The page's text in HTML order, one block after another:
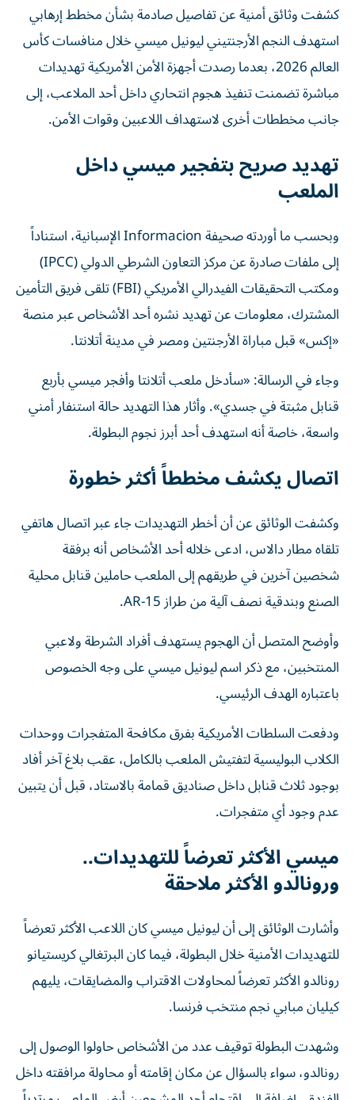
كشفت وثائق أمنية عن تفاصيل صادمة بشأن مخطط إرهابي
استهدف النجم الأرجنتيني ليونيل ميسي خلال منافسات كأس
العالم 2026، بعدما رصدت أجهزة الأمن الأمريكية تهديدات
مباشرة تضمنت تنفيذ هجوم انتحاري داخل أحد الملاعب، إلى
جانب مخططات أخرى لاستهداف اللاعبين وقوات الأمن.
تهديد صريح بتفجير ميسي داخل
الملعب
وبحسب ما أوردته صحيفة Informacion الإسبانية، استناداً
إلى ملفات صادرة عن مركز التعاون الشرطي الدولي (IPCC)
ومكتب التحقيقات الفيدرالي الأمريكي (FBI) تلقى فريق التأمين
المشترك، معلومات عن تهديد نشره أحد الأشخاص عبر منصة
«إكس» قبل مباراة الأرجنتين ومصر في مدينة أتلانتا.
وجاء في الرسالة: «سأدخل ملعب أتلانتا وأفجر ميسي بأربع
قنابل مثبتة في جسدي». وأثار هذا التهديد حالة استنفار أمني
واسعة، خاصة أنه استهدف أحد أبرز نجوم البطولة.
اتصال يكشف مخططاً أكثر خطورة
وكشفت الوثائق عن أن أخطر التهديدات جاء عبر اتصال هاتفي
تلقاه مطار دالاس، ادعى خلاله أحد الأشخاص أنه برفقة
شخصين آخرين في طريقهم إلى الملعب حاملين قنابل محلية
الصنع وبندقية نصف آلية من طراز AR-15.
وأوضح المتصل أن الهجوم يستهدف أفراد الشرطة ولاعبي
المنتخبين، مع ذكر اسم ليونيل ميسي على وجه الخصوص
باعتباره الهدف الرئيسي.
ودفعت السلطات الأمريكية بفرق مكافحة المتفجرات ووحدات
الكلاب البوليسية لتفتيش الملعب بالكامل، عقب بلاغ آخر أفاد
بوجود ثلاث قنابل داخل صناديق قمامة بالاستاد، قبل أن يتبين
عدم وجود أي متفجرات.
ميسي الأكثر تعرضاً للتهديدات..
ورونالدو الأكثر ملاحقة
وأشارت الوثائق إلى أن ليونيل ميسي كان اللاعب الأكثر تعرضاً
للتهديدات الأمنية خلال البطولة، فيما كان البرتغالي كريستيانو
رونالدو الأكثر تعرضاً لمحاولات الاقتراب والمضايقات، يليهم
كيليان مبابي نجم منتخب فرنسا.
وشهدت البطولة توقيف عدد من الأشخاص حاولوا الوصول إلى
رونالدو، سواء بالسؤال عن مكان إقامته أو محاولة مرافقته داخل